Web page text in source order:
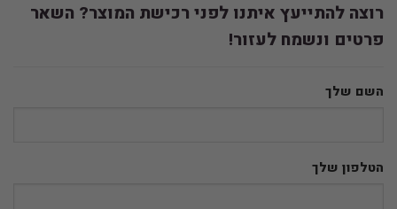
רוצה להתייעץ איתנו לפני רכישת המוצר? השאר
פרטים ונשמח לעזור!
השם שלך
הטלפון שלך